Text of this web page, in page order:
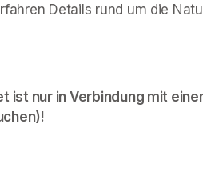
Details rund um die
ist nur in Verbindung mit